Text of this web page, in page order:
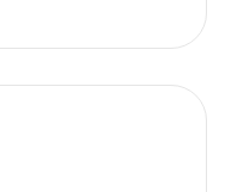
hemen lezzete